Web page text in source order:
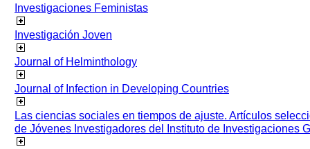
Investigaciones Feministas
Investigación Joven
Journal of Helminthology
Journal of Infection in Developing Countries
Las ciencias sociales en tiempos de ajuste. Artículos
de Jóvenes Investigadores del Instituto de Investigaciones